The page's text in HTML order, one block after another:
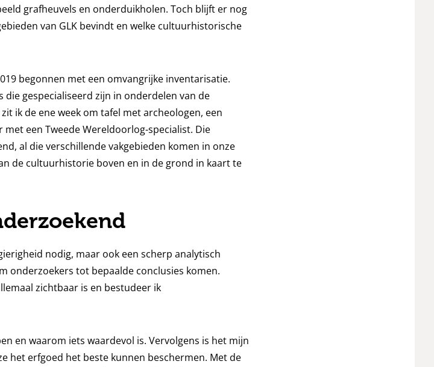
grafheuvels en onderduikholen. Toch blijft er nog
van GLK bevindt en welke cultuurhistorische
begonnen met een omvangrijke inventarisatie.
gespecialiseerd zijn in onderdelen van de
ik de ene week om tafel met archeologen, een
een Tweede Wereldoorlog-specialist. Die
al die verschillende vakgebieden komen in onze
de cultuurhistorie boven en in de grond in kaart te
nodig, maar ook een scherp analytisch
onderzoekers tot bepaalde conclusies komen.
zichtbaar is en bestudeer ik
en waarom iets waardevol is. Vervolgens is het mijn
het erfgoed het beste kunnen beschermen. Met de